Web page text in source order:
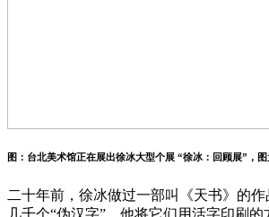
图：台北美术馆正在展出徐冰大型个展 “徐冰：回顾展”，
二十年前，徐冰做过一部叫《天书》的
几千个“伪汉字”，他将它们用活字印刷的